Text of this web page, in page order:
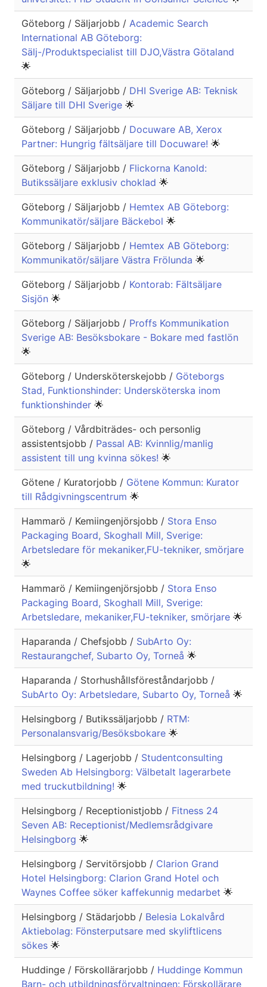
Göteborg / Säljarjobb / Academic Search
International AB Göteborg:
Sälj-/Produktspecialist till DJO,Västra Götaland
🌟
Göteborg / Säljarjobb / DHI Sverige AB: Teknisk
Säljare till DHI Sverige 🌟
Göteborg / Säljarjobb / Docuware AB, Xerox
Partner: Hungrig fältsäljare till Docuware! 🌟
Göteborg / Säljarjobb / Flickorna Kanold:
Butikssäljare exklusiv choklad 🌟
Göteborg / Säljarjobb / Hemtex AB Göteborg:
Kommunikatör/säljare Bäckebol 🌟
Göteborg / Säljarjobb / Hemtex AB Göteborg:
Kommunikatör/säljare Västra Frölunda 🌟
Göteborg / Säljarjobb / Kontorab: Fältsäljare
Sisjön 🌟
Göteborg / Säljarjobb / Proffs Kommunikation
Sverige AB: Besöksbokare - Bokare med fastlön
🌟
Göteborg / Undersköterskejobb / Göteborgs
Stad, Funktionshinder: Undersköterska inom
funktionshinder 🌟
Göteborg / Vårdbiträdes- och personlig
assistentsjobb / Passal AB: Kvinnlig/manlig
assistent till ung kvinna sökes! 🌟
Götene / Kuratorjobb / Götene Kommun: Kurator
till Rådgivningscentrum 🌟
Hammarö / Kemiingenjörsjobb / Stora Enso
Packaging Board, Skoghall Mill, Sverige:
Arbetsledare för mekaniker,FU-tekniker, smörjare
🌟
Hammarö / Kemiingenjörsjobb / Stora Enso
Packaging Board, Skoghall Mill, Sverige:
Arbetsledare, mekaniker,FU-tekniker, smörjare 🌟
Haparanda / Chefsjobb / SubArto Oy:
Restaurangchef, Subarto Oy, Torneå 🌟
Haparanda / Storhushållsföreståndarjobb /
SubArto Oy: Arbetsledare, Subarto Oy, Torneå 🌟
Helsingborg / Butikssäljarjobb / RTM:
Personalansvarig/Besöksbokare 🌟
Helsingborg / Lagerjobb / Studentconsulting
Sweden Ab Helsingborg: Välbetalt lagerarbete
med truckutbildning! 🌟
Helsingborg / Receptionistjobb / Fitness 24
Seven AB: Receptionist/Medlemsrådgivare
Helsingborg 🌟
Helsingborg / Servitörsjobb / Clarion Grand
Hotel Helsingborg: Clarion Grand Hotel och
Waynes Coffee söker kaffekunnig medarbet 🌟
Helsingborg / Städarjobb / Belesia Lokalvård
Aktiebolag: Fönsterputsare med skyliftlicens
sökes 🌟
Huddinge / Förskollärarjobb / Huddinge Kommun
Barn- och utbildningsförvaltningen: Förskollärare